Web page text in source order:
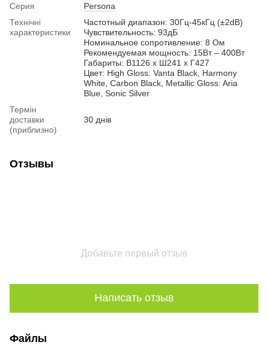
Серия
Persona
Технічні
характеристики
Частотный диапазон: 30Гц-45кГц (±2dB)
Чувствительность: 93дБ
Номинальное сопротивление: 8 Ом
Рекомендуемая мощность: 15Вт – 400Вт
Габариты: В1126 x Ш241 x Г427
Цвет: High Gloss: Vanta Black, Harmony
White, Carbon Black, Metallic Gloss: Aria
Blue, Sonic Silver
Термін
доставки
(приблизно)
30 днів
Отзывы
Добавьте первый отзыв
Написать отзыв
Файлы